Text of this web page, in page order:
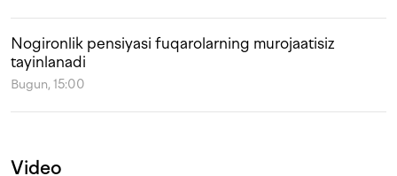
Nogironlik pensiyasi fuqarolarning murojaatisiz
tayinlanadi
Bugun, 15:00
Video